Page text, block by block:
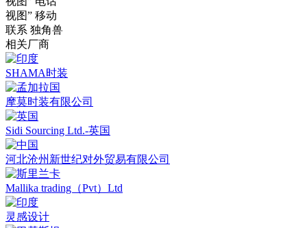
视图” 移动
联系 独角兽
相关厂商
SHAMA时装
摩莫时装有限公司
Sidi Sourcing Ltd.-英国
河北沧州新世纪对外贸易有限公司
Mallika trading（Pvt）Ltd
灵感设计